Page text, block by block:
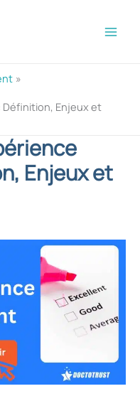
Définition, Enjeux et
Enjeux et